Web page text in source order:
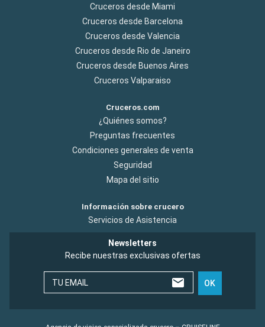
Cruceros desde Miami
Cruceros desde Barcelona
Cruceros desde Valencia
Cruceros desde Rio de Janeiro
Cruceros desde Buenos Aires
Cruceros Valparaiso
Cruceros.com
¿Quiénes somos?
Preguntas frecuentes
Condiciones generales de venta
Seguridad
Mapa del sitio
Información sobre crucero
Servicios de Asistencia
Newsletters
Recibe nuestras exclusivas ofertas
TU EMAIL OK